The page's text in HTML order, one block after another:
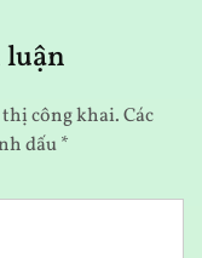
công khai.Các
dấu*